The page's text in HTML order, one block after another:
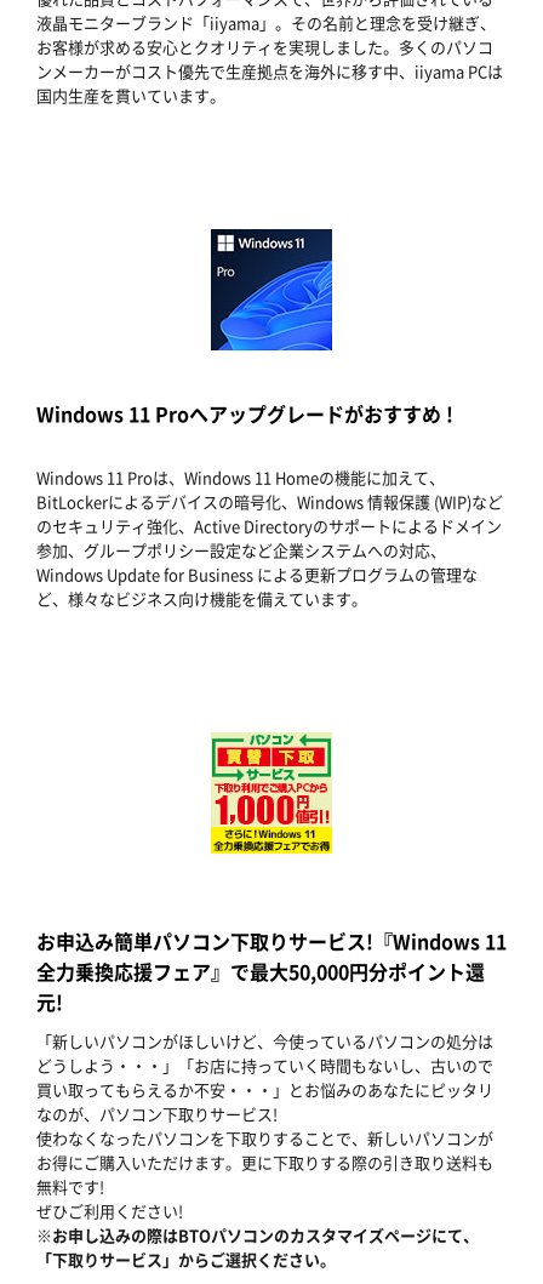
液晶モニターブランド「iiyama」。その名前と理念を受け継ぎ、
お客様が求める安心とクオリティを実現しました。多くのパソコ
ンメーカーがコスト優先で生産拠点を海外に移す中、iiyama PCは
国内生産を貫いています。
Windows 11 Proへアップグレードがおすすめ !
Windows 11 Proは、Windows 11 Homeの機能に加えて、
BitLockerによるデバイスの暗号化、Windows 情報保護 (WIP)など
のセキュリティ強化、Active Directoryのサポートによるドメイン
参加、グループポリシー設定など企業システムへの対応、
Windows Update for Business による更新プログラムの管理な
ど、様々なビジネス向け機能を備えています。
お申込み簡単パソコン下取りサービス!『Windows 11
全力乗換応援フェア』で最大50,000円分ポイント還
元!
「新しいパソコンがほしいけど、今使っているパソコンの処分は
どうしよう・・・」「お店に持っていく時間もないし、古いので
買い取ってもらえるか不安・・・」とお悩みのあなたにピッタリ
なのが、パソコン下取りサービス!
使わなくなったパソコンを下取りすることで、新しいパソコンが
お得にご購入いただけます。更に下取りする際の引き取り送料も
無料です!
ぜひご利用ください!
※お申し込みの際はBTOパソコンのカスタマイズページにて、
「下取りサービス」からご選択ください。